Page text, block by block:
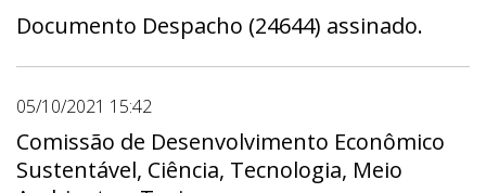
Documento Despacho (24644) assinado.
05/10/2021 15:42
Comissão de Desenvolvimento Econômico
Sustentável, Ciência, Tecnologia, Meio